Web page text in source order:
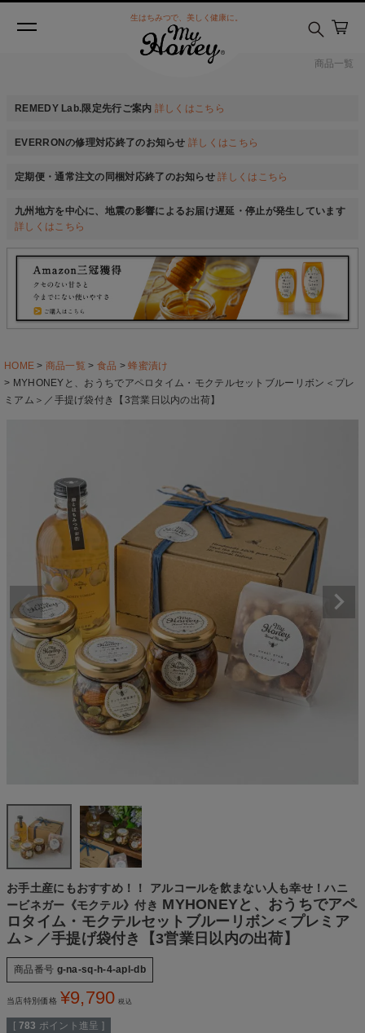
商品一覧
生はちみつで、美しく健康に。
REMEDY Lab.限定先行ご案内 詳しくはこちら
EVERRONの修理対応終了のお知らせ 詳しくはこちら
定期便・通常注文の同梱対応終了のお知らせ 詳しくはこちら
九州地方を中心に、地震の影響によるお届け遅延・停止が発生しています
詳しくはこちら
HOME 商品一覧 食品
蜂蜜漬け
MYHONEYと、おうちでアペロタイム・モクテルセットブルーリボン＜プレ
ミアム＞／手提げ袋付き【3営業日以内の出荷】
お手土産にもおすすめ！！ アルコールを飲まない人も幸せ！ハニ
ービネガー《モクテル》付き MYHONEYと、おうちでアペ
ロタイム・モクテルセットブルーリボン＜プレミア
ム＞／手提げ袋付き【3営業日以内の出荷】
商品番号 g-na-sq-h-4-apl-db
当店特別価格 ¥9,790 税込
[ 783 ポイント進呈 ]